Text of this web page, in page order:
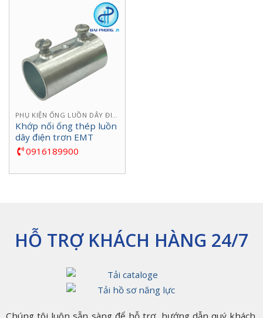
PHỤ KIỆN ỐNG LUỒN DÂY ĐIỆN
Khớp nối ống thép luồn
dây điện trơn EMT
0916189900
HỖ TRỢ KHÁCH HÀNG 24/7
Chúng tôi luôn sẵn sàng để hỗ trợ, hướng dẫn quý khách.